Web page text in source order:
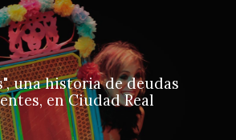
una historia de deudas
en Ciudad Real